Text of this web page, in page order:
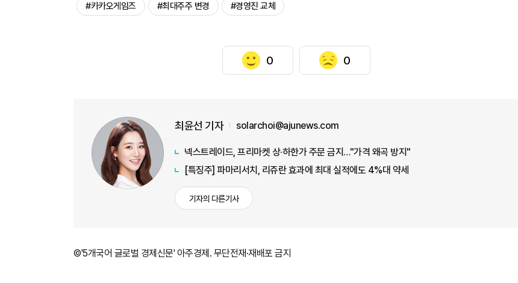
#카카오게임즈 #최대주주 변경 #경영진 교체
0 0
최윤선 기자 solarchoi@ajunews.com
넥스트레이드, 프리마켓 상·하한가 주문 금지…"가격 왜곡 방지"
[특징주] 파마리서치, 리쥬란 효과에 최대 실적에도 4%대 약세
기자의 다른기사
©'5개국어 글로벌 경제신문' 아주경제. 무단전재·재배포 금지